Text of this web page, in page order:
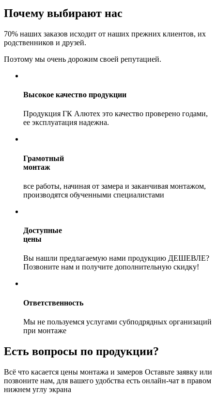
Почему выбирают нас
70% наших заказов исходит от наших прежних клиентов, их
родственников и друзей.
Поэтому мы очень дорожим своей репутацией.
Высокое качество продукции
Продукция ГК Алютех это качество проверено годами,
ее эксплуатация надежна.
Грамотный
монтаж
все работы, начиная от замера и заканчивая монтажом,
производятся обученными специалистами
Доступные
цены
Вы нашли предлагаемую нами продукцию ДЕШЕВЛЕ?
Позвоните нам и получите дополнительную скидку!
Ответственность
Мы не пользуемся услугами субподрядных организаций
при монтаже
Есть вопросы по продукции?
Всё что касается цены монтажа и замеров Оставьте заявку или
позвоните нам, для вашего удобства есть онлайн-чат в правом
нижнем углу экрана